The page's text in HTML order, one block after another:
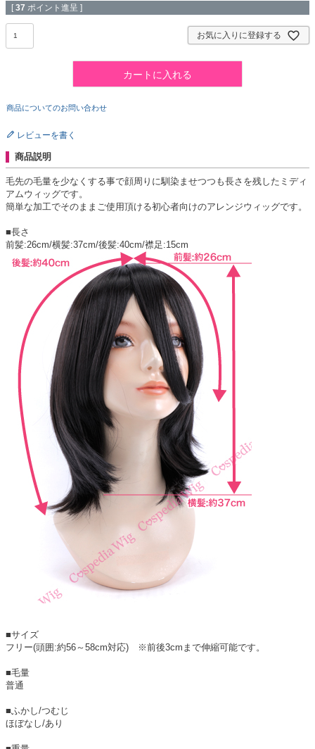
[ 37 ポイント進呈 ]
お気に入りに登録する
カートに入れる
商品についてのお問い合わせ
レビューを書く
商品説明
毛先の毛量を少なくする事で顔周りに馴染ませつつも長さを残したミディ
アムウィッグです。
簡単な加工でそのままご使用頂ける初心者向けのアレンジウィッグです。
■長さ
前髪:26cm/横髪:37cm/後髪:40cm/襟足:15cm
■サイズ
フリー(頭囲:約56～58cm対応) ※前後3cmまで伸縮可能です。
■毛量
普通
■ふかし/つむじ
ほぼなし/あり